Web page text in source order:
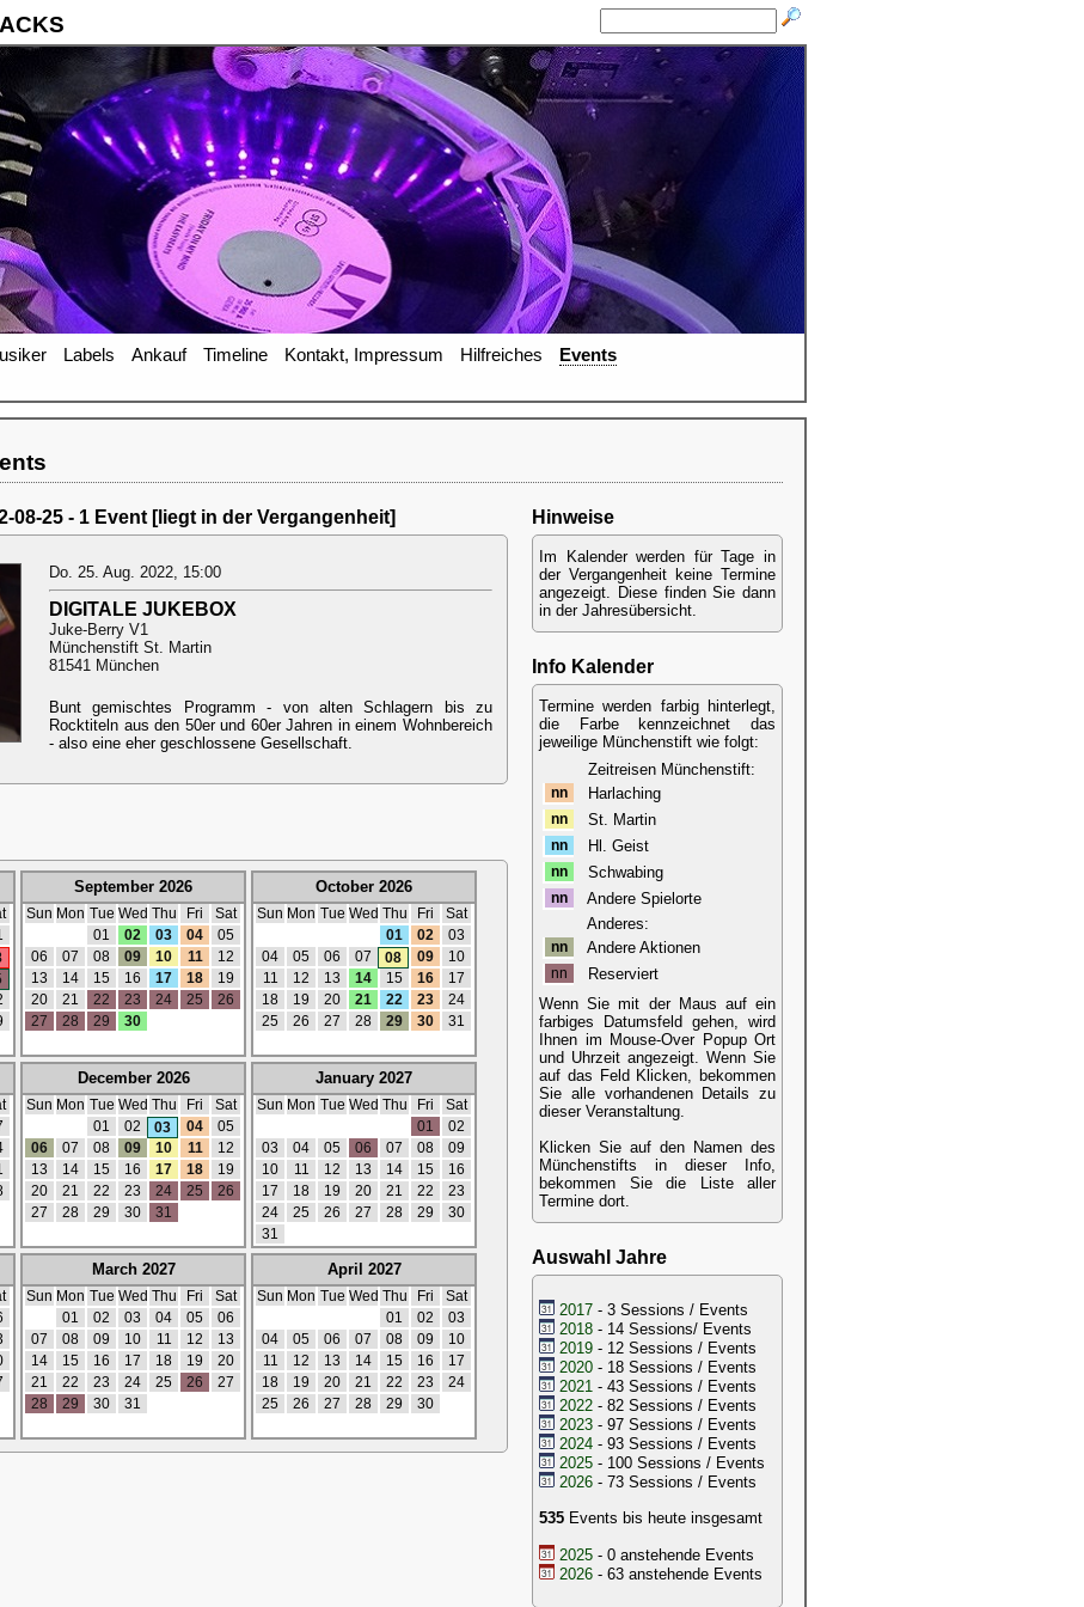
Labels Ankauf Timeline Kontakt, Impressum Hilfreiches Events
08-25 - 1 Event [liegt in der Vergangenheit]
Do. 25. Aug. 2022, 15:00
DIGITALE JUKEBOX
Juke-Berry V1
Münchenstift St. Martin
81541 München
Bunt gemischtes Programm - von alten Schlagern bis zu
Rocktiteln aus den 50er und 60er Jahren in einem Wohnbereich
- also eine eher geschlossene Gesellschaft.
September 2026
Sun Mon Tue Wed Thu Fri
Sat
01
02 03 04
05
06
07 08 09 10 11
12
13
14 15 16 17 18
19
20
21 22 23 24 25
26
27
28 29 30
October 2026
Sun Mon Tue Wed Thu Fri
Sat
01
02
03
04
05 06 07 08 09
10
11
12 13 14 15 16
17
18
19 20 21 22 23
24
25
26 27 28 29 30 31
December 2026
Sun Mon Tue Wed Thu Fri
Sat
01
02 03 04
05
06
07 08 09 10 11
12
13
14 15 16 17 18
19
20
21 22 23 24 25
26
27
28 29 30 31
January 2027
Sun Mon Tue Wed Thu Fri
Sat
01
02
03
04 05 06 07 08
09
10
11 12 13 14 15
16
17
18 19 20 21 22
23
24
25 26 27 28 29
30
31
March 2027
Sun Mon Tue Wed Thu Fri
Sat
01
02 03 04 05
06
07
08 09 10 11 12
13
14
15 16 17 18 19
20
21
22 23 24 25 26
27
28
29 30 31
April 2027
Sun Mon Tue Wed Thu Fri
Sat
01
02
03
04
05 06 07 08 09
10
11
12 13 14 15 16
17
18
19 20 21 22 23
24
25
26 27 28 29 30
Hinweise
Im Kalender werden für Tage in
der Vergangenheit keine Termine
angezeigt. Diese finden Sie dann
in der Jahresübersicht.
Info Kalender
Termine werden farbig hinterlegt,
die Farbe kennzeichnet das
jeweilige Münchenstift wie folgt:
Zeitreisen Münchenstift:
nn Harlaching
nn St. Martin
nn Hl. Geist
nn Schwabing
nn
Andere Spielorte
Anderes:
nn Andere Aktionen
nn
Reserviert
Wenn Sie mit der Maus auf ein
farbiges Datumsfeld gehen, wird
Ihnen im Mouse-Over Popup Ort
und Uhrzeit angezeigt. Wenn Sie
auf das Feld Klicken, bekommen
Sie alle vorhandenen Details zu
dieser Veranstaltung.
Klicken Sie auf den Namen des
Münchenstifts in dieser Info,
bekommen Sie die Liste aller
Termine dort.
Auswahl Jahre
2017 - 3 Sessions / Events
2018 - 14 Sessions/ Events
2019 - 12 Sessions / Events
2020 - 18 Sessions / Events
2021 - 43 Sessions / Events
2022 - 82 Sessions / Events
2023 - 97 Sessions / Events
2024 - 93 Sessions / Events
2025 - 100 Sessions / Events
2026 - 73 Sessions / Events
535 Events bis heute insgesamt
2025 - 0 anstehende Events
2026 - 63 anstehende Events